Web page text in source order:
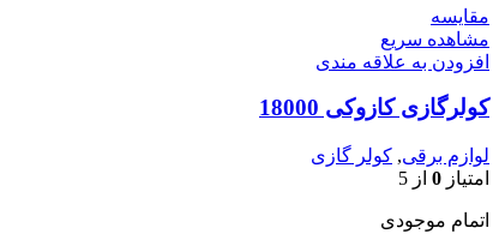
مقایسه
مشاهده سریع
افزودن به علاقه مندی
کولرگازی کازوکی 18000
لوازم برقی, کولر گازی
امتیاز 0 از 5
اتمام موجودی